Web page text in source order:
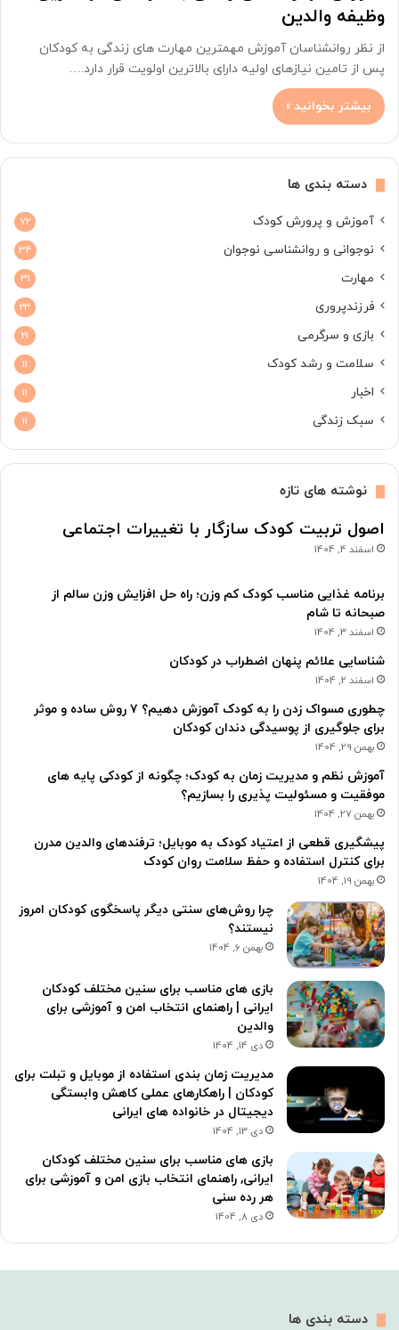
وظیفه والدین
از نظر روانشناسان آموزش مهمترین مهارت های زندگی به کودکان
پس از تامین نیازهای اولیه دارای بالاترین اولویت قرار دارد.…
بیشتر بخوانید »
دسته بندی ها
آموزش و پرورش کودک 72
نوجوانی و روانشناسی نوجوان 34
مهارت 31
فرزندپروری 23
بازی و سرگرمی 21
سلامت و رشد کودک 11
اخبار 11
سبک زندگی 11
نوشته های تازه
اصول تربیت کودک سازگار با تغییرات اجتماعی
اسفند 4, 1404
برنامه غذایی مناسب کودک کم وزن؛ راه حل افزایش وزن سالم از
صبحانه تا شام
اسفند 3, 1404
شناسایی علائم پنهان اضطراب در کودکان
اسفند 2, 1404
چطوری مسواک زدن را به کودک آموزش دهیم؟ ۷ روش ساده و موثر
برای جلوگیری از پوسیدگی دندان کودکان
بهمن 29, 1404
آموزش نظم و مدیریت زمان به کودک؛ چگونه از کودکی پایه های
موفقیت و مسئولیت پذیری را بسازیم؟
بهمن 27, 1404
پیشگیری قطعی از اعتیاد کودک به موبایل؛ ترفندهای والدین مدرن
برای کنترل استفاده و حفظ سلامت روان کودک
بهمن 19, 1404
چرا روش‌های سنتی دیگر پاسخگوی کودکان امروز
نیستند؟
بهمن 6, 1404
بازی های مناسب برای سنین مختلف کودکان
ایرانی | راهنمای انتخاب امن و آموزشی برای
والدین
دی 14, 1404
مدیریت زمان بندی استفاده از موبایل و تبلت برای
کودکان | راهکارهای عملی کاهش وابستگی
دیجیتال در خانواده های ایرانی
دی 13, 1404
بازی های مناسب برای سنین مختلف کودکان
ایرانی, راهنمای انتخاب بازی امن و آموزشی برای
هر رده سنی
دی 8, 1404
دسته بندی ها